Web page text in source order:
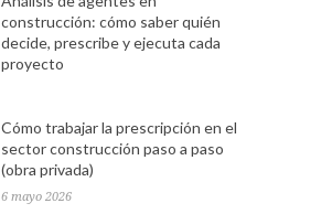
construcción: cómo saber quién
decide, prescribe y ejecuta cada
proyecto
Cómo trabajar la prescripción en el
sector construcción paso a paso
(obra privada)
6 mayo 2026